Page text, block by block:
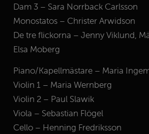
Dam 3 – Sara Norrback Carlsson
Monostatos – Christer Arwidson
De tre flickorna – Jenny Viklund,
Elsa Moberg
Piano/Kapellmästare – Maria
Violin 1 – Maria Wernberg
Violin 2 – Paul Slawik
Viola – Sebastian Flögel
Cello – Henning Fredriksson